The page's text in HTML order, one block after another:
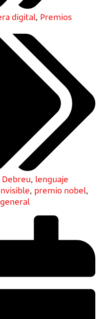
digital, Premios
Debreu, lenguaje
, premio nobel,